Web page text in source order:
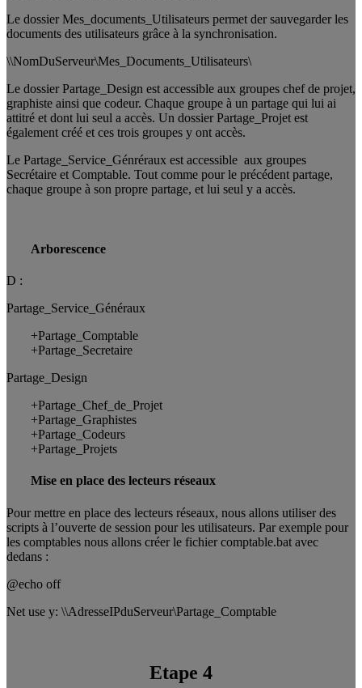
Le dossier Mes_documents_Utilisateurs permet der sauvegarder les
documents des utilisateurs grâce à la synchronisation.
\\NomDuServeur\Mes_Documents_Utilisateurs\
Le dossier Partage_Design est accessible aux groupes chef de projet,
graphiste ainsi que codeur. Chaque groupe à un partage qui lui ai
attitré et dont lui seul a accès. Un dossier Partage_Projet est
également créé et ces trois groupes y ont accès.
Le Partage_Service_Génréraux est accessible aux groupes
Secrétaire et Comptable. Tout comme pour le précédent partage,
chaque groupe à son propre partage, et lui seul y a accès.
Arborescence
D :
Partage_Service_Généraux
+Partage_Comptable
+Partage_Secretaire
Partage_Design
+Partage_Chef_de_Projet
+Partage_Graphistes
+Partage_Codeurs
+Partage_Projets
Mise en place des lecteurs réseaux
Pour mettre en place des lecteurs réseaux, nous allons utiliser des
scripts à l’ouverte de session pour les utilisateurs. Par exemple pour
les comptables nous allons créer le fichier comptable.bat avec
dedans :
@echo off
Net use y: \\AdresseIPduServeur\Partage_Comptable
Etape 4